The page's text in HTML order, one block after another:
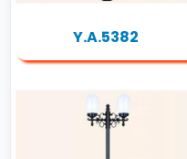
Y.A.5382